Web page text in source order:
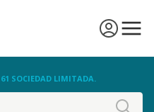
SOCIEDAD LIMITADA.